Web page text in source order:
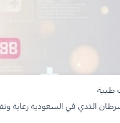
طبية
الثدي في السعودية رعاية